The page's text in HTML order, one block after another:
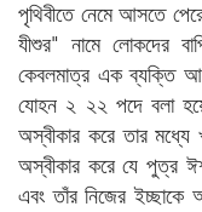
পৃথিবীতে নেমে আসতে
যীশুর" নামে লোকদের
কেবলমাত্র এক ব্যক্তি
যোহন ২ ২২ পদে বলা
অস্বীকার করে তার মধ্যে
অস্বীকার করে যে পুত্র
এবং তাঁর নিজের ইচ্ছাকে